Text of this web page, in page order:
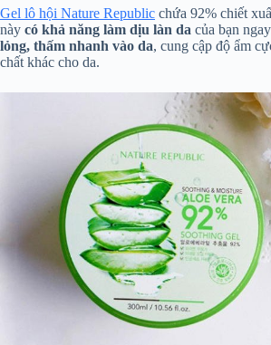
Gel lô hội Nature Republic chứa 92% chiết
này có khả năng làm dịu làn da của bạn
lỏng, thấm nhanh vào da, cung cập độ ẩm
chất khác cho da.